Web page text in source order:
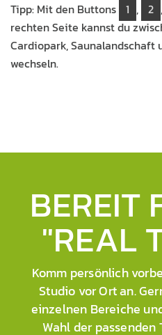
Tipp: Mit den Buttons 1 , 2 ,
rechten Seite kannst du
Cardiopark, Saunalandschaft
wechseln.
BEREIT
"REAL
Komm persönlich
Studio vor Ort an.
einzelnen Bereiche
Wahl der